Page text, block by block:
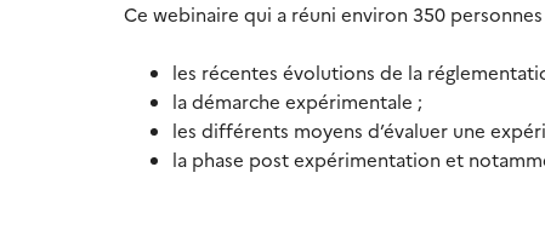
Ce webinaire qui a réuni environ 350
les récentes évolutions de la
la démarche expérimentale ;
les différents moyens d’évaluer une
la phase post expérimentation et